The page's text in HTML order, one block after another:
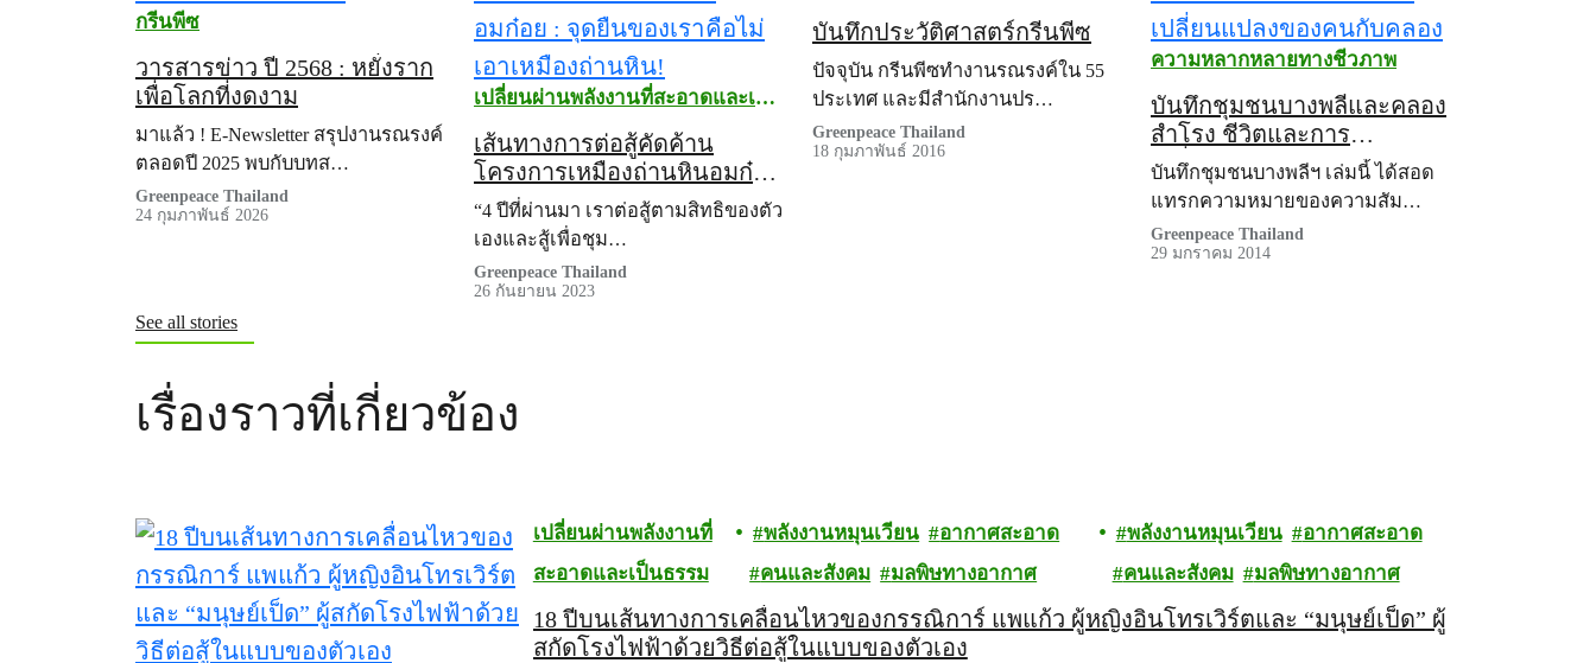
กรีนพีซ
วารสารข่าว ปี 2568 : หยั่งราก
เพื่อโลกที่งดงาม
มาแล้ว ! E-Newsletter สรุปงานรณรงค์
ตลอดปี 2025 พบกับบทส…
Greenpeace Thailand
24 กุมภาพันธ์ 2026
เปลี่ยนผ่านพลังงานที่สะอาดและเป็น
ธรรม
เส้นทางการต่อสู้คัดค้าน
โครงการเหมืองถ่านหินอมก๋อย
: จุดยืนของเราคือไม่เอาเหมือง
ถ่านหิน!
“4 ปีที่ผ่านมา เราต่อสู้ตามสิทธิของตัว
เองและสู้เพื่อชุม…
Greenpeace Thailand
26 กันยายน 2023
บันทึกประวัติศาสตร์กรีนพีซ
ปัจจุบัน กรีนพีซทำงานรณรงค์ใน 55
ประเทศ และมีสำนักงานปร…
Greenpeace Thailand
18 กุมภาพันธ์ 2016
ความหลากหลายทางชีวภาพ
บันทึกชุมชนบางพลีและคลอง
สำโรง ชีวิตและการ
เปลี่ยนแปลงของคนกับคลอง
บันทึกชุมชนบางพลีฯ เล่มนี้ ได้สอด
แทรกความหมายของความสัม…
Greenpeace Thailand
29 มกราคม 2014
See all stories
เรื่องราวที่เกี่ยวข้อง
เปลี่ยนผ่านพลังงานที่
สะอาดและเป็นธรรม
พลังงานหมุนเวียน
อากาศสะอาด
คนและสังคม
มลพิษทางอากาศ
พลังงานหมุนเวียน
อากาศสะอาด
คนและสังคม
มลพิษทางอากาศ
18 ปีบนเส้นทางการเคลื่อนไหวของกรรณิการ์ แพแก้ว ผู้หญิงอินโทรเวิร์ตและ “มนุษย์เป็ด” ผู้
สกัดโรงไฟฟ้าด้วยวิธีต่อสู้ในแบบของตัวเอง